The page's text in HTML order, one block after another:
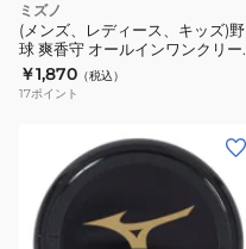
ミズノ
(メンズ、レディース、キッズ)野
球 爽香守 オールインワンクリー
ナー 1GJYG56800 1P
￥1,870 （税込）
17ポイント